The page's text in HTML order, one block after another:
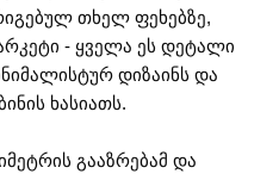
თხელ ფეხებზე,
- ყველა ეს დეტალი
დიზაინს და
ხასიათს.
გააზრებამ და